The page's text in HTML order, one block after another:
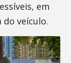
em
veículo.